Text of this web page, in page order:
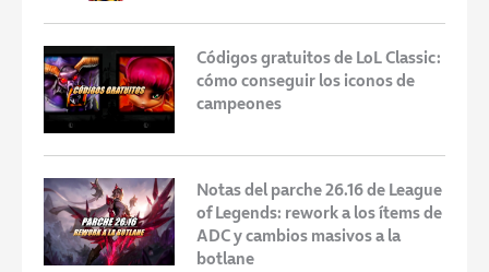
Códigos gratuitos de LoL Classic:
cómo conseguir los iconos de
campeones
Notas del parche 26.16 de League
of Legends: rework a los ítems de
ADC y cambios masivos a la
botlane